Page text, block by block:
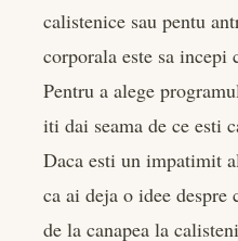
calistenice sau pentu
corporala este sa incepi
Pentru a alege
iti dai seama de ce esti
Daca esti un impatimit
ca ai deja o idee
de la canapea la